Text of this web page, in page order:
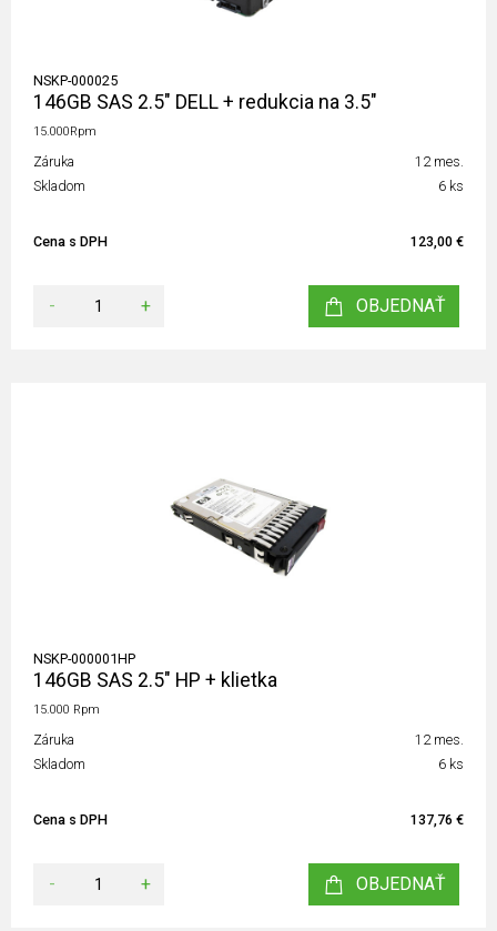
NSKP-000025
146GB SAS 2.5" DELL + redukcia na 3.5"
15.000Rpm
Záruka
12 mes.
Skladom
6 ks
Cena s DPH 123,00 €
- + OBJEDNAŤ
NSKP-000001HP
146GB SAS 2.5" HP + klietka
15.000 Rpm
Záruka
12 mes.
Skladom
6 ks
Cena s DPH 137,76 €
- + OBJEDNAŤ